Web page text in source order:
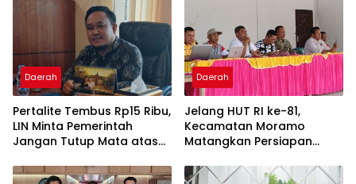
Daerah
‎Pertalite Tembus Rp15 Ribu,
LIN Minta Pemerintah
Jangan Tutup Mata atas
Daerah
‎Jelang HUT RI ke-81,
Kecamatan Moramo
Matangkan Persiapan